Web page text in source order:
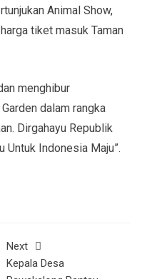
Animal Show,
tiket masuk Taman
menghibur
dalam rangka
Dirgahayu Republik
Untuk Indonesia Maju”.
Next
Kepala Desa